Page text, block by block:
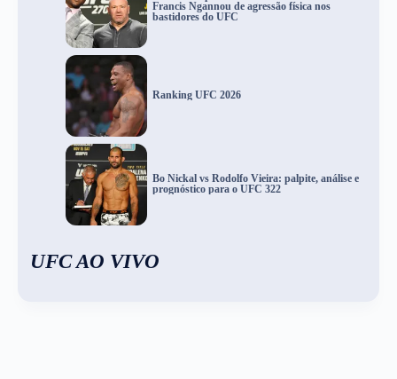
Francis Ngannou de agressão física nos
bastidores do UFC
Ranking UFC 2026
Bo Nickal vs Rodolfo Vieira: palpite, análise e
prognóstico para o UFC 322
UFC AO VIVO